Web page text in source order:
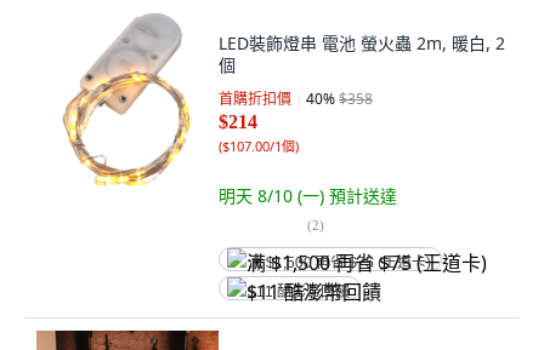
LED裝飾燈串 電池 螢火蟲 2m, 暖白, 2
個
首購折扣價 40%$358
$214
($107.00/1個)
明天 8/10 (一) 預計送達
(2)
满 $1,500 再省 $75 (王道卡)
$11 酷澎幣回饋